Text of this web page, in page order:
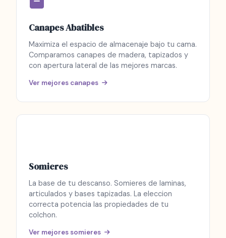
Canapes Abatibles
Maximiza el espacio de almacenaje bajo tu cama.
Comparamos canapes de madera, tapizados y
con apertura lateral de las mejores marcas.
Ver mejores canapes
Somieres
La base de tu descanso. Somieres de laminas,
articulados y bases tapizadas. La eleccion
correcta potencia las propiedades de tu
colchon.
Ver mejores somieres